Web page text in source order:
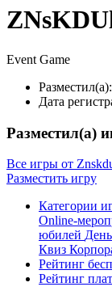
Event Game
Разместил(а):
Дата
Разместил(а)
Все игры от
Разместить игру
Категории
Online-
юбилей
Квиз
Рейтинг
Рейтинг